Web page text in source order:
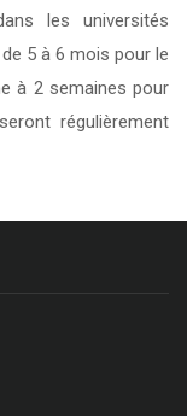
les universités
5 à 6 mois pour le
à 2 semaines pour
régulièrement